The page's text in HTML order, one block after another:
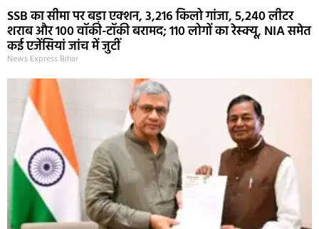
SSB का सीमा पर बड़ा एक्शन, 3,216 किलो गांजा, 5,240 लीटर
शराब और 100 वॉकी-टॉकी बरामद; 110 लोगों का रेस्क्यू, NIA समेत
कई एजेंसियां जांच में जुटीं
News Express Bihar